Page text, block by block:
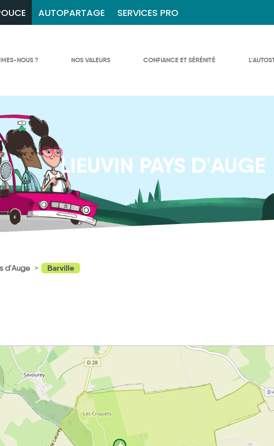
AUTOPARTAGE SERVICES PRO
NOUS ? NOS VALEURS CONFIANCE ET SÉRÉNITÉ
LIEUVIN PAYS D'AUGE
d'Auge Barville